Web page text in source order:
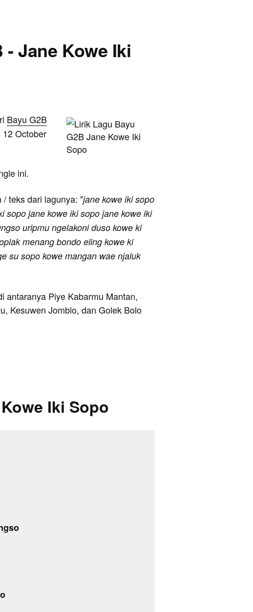
Jane Kowe Iki
Bayu G2B
October
ini.
teks dari lagunya: "jane kowe iki sopo
sopo jane kowe iki sopo jane kowe iki
uripmu ngelakoni duso kowe ki
menang bondo eling kowe ki
su sopo kowe mangan wae njaluk
antaranya Piye Kabarmu Mantan,
Kesuwen Jomblo, dan Golek Bolo
Iki Sopo